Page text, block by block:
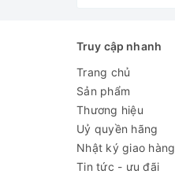
Truy cập nhanh
Trang chủ
Sản phẩm
Thương hiệu
Uỷ quyền hãng
Nhật ký giao hàng
Tin tức - ưu đãi